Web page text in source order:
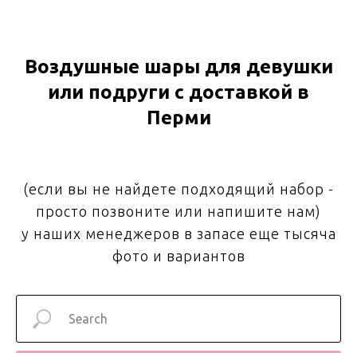
Воздушные шары для девушки
или подруги с доставкой в
Перми
(если вы не найдете подходящий набор -
просто позвоните или напишите нам)
у наших менеджеров в запасе еще тысяча
фото и вариантов